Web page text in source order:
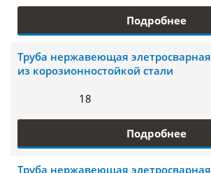
Подробнее
Труба нержавеющая элетросварная
из корозионностойкой стали
18
Подробнее
Труба нержавеющая элетросварная